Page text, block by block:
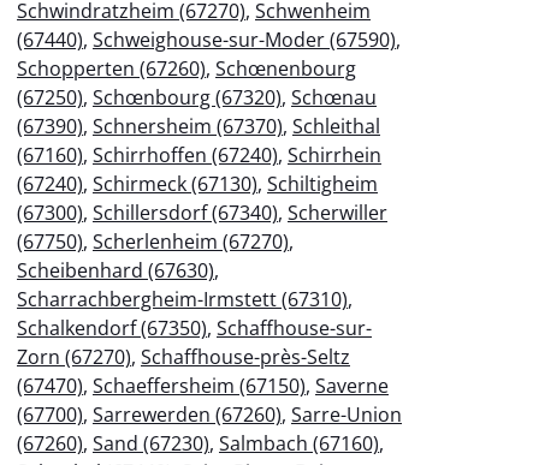
Schwindratzheim (67270), Schwenheim
(67440), Schweighouse-sur-Moder (67590),
Schopperten (67260), Schœnenbourg
(67250), Schœnbourg (67320), Schœnau
(67390), Schnersheim (67370), Schleithal
(67160), Schirrhoffen (67240), Schirrhein
(67240), Schirmeck (67130), Schiltigheim
(67300), Schillersdorf (67340), Scherwiller
(67750), Scherlenheim (67270),
Scheibenhard (67630),
Scharrachbergheim-Irmstett (67310),
Schalkendorf (67350), Schaffhouse-sur-
Zorn (67270), Schaffhouse-près-Seltz
(67470), Schaeffersheim (67150), Saverne
(67700), Sarrewerden (67260), Sarre-Union
(67260), Sand (67230), Salmbach (67160),